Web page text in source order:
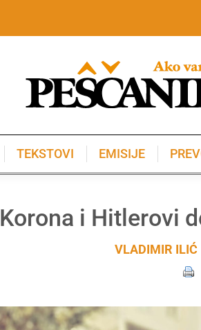
TEKSTOVI EMISIJE
Korona i Hitlerovi
VLADIMIR ILIĆ